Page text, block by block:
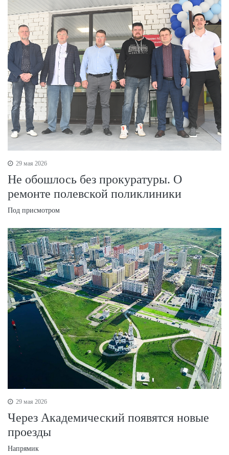
29 мая 2026
Не обошлось без прокуратуры. О
ремонте полевской поликлиники
Под присмотром
29 мая 2026
Через Академический появятся новые
проезды
Напрямик